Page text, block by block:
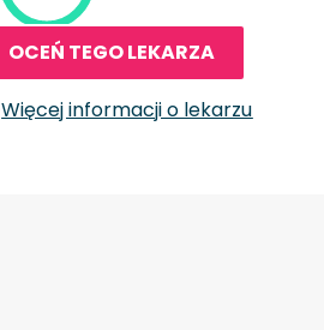
OCEŃ TEGO LEKARZA
Więcej informacji o lekarzu